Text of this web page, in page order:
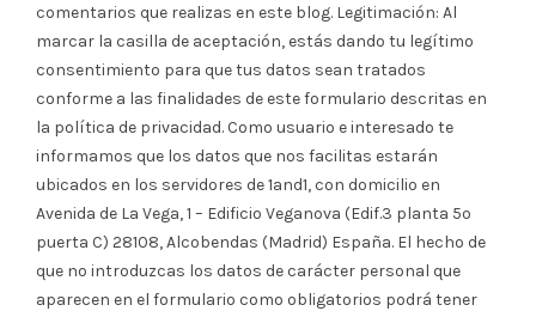
comentarios que realizas en este blog. Legitimación: Al
marcar la casilla de aceptación, estás dando tu legítimo
consentimiento para que tus datos sean tratados
conforme a las finalidades de este formulario descritas en
la política de privacidad. Como usuario e interesado te
informamos que los datos que nos facilitas estarán
ubicados en los servidores de 1and1, con domicilio en
Avenida de La Vega, 1 – Edificio Veganova (Edif.3 planta 5º
puerta C) 28108, Alcobendas (Madrid) España. El hecho de
que no introduzcas los datos de carácter personal que
aparecen en el formulario como obligatorios podrá tener